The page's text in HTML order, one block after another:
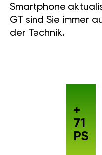
Smartphone
GT sind Sie immer
der Technik.
+
71
PS